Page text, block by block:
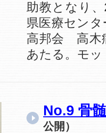
助教となり
県医療セン
高邦会 高木
あたる。モッ
No.9 骨
公開）